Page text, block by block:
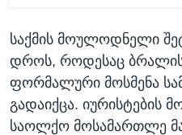
საქმის მოულოდნელი
დროს, როდესაც ბრალის
ფორმალური მოსმენა
გადაიქცა. იურისტების
საოლქო მოსამართლე